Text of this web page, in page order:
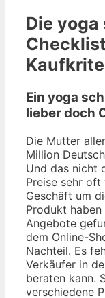
Die yoga
Ein yoga
lieber doch
Die Mutter
Million
Und das nicht
Preise sehr
Geschäft um
Produkt
Angebote
dem Online-
Nachteil. Es
Verkäufer in
beraten kann.
verschiedene